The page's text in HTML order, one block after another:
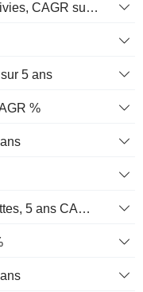
Bénéfices des activités poursuivies, CAGR sur 5 ans
5 ans
%
Immobilisations corporelles nettes, 5 ans CAGR %